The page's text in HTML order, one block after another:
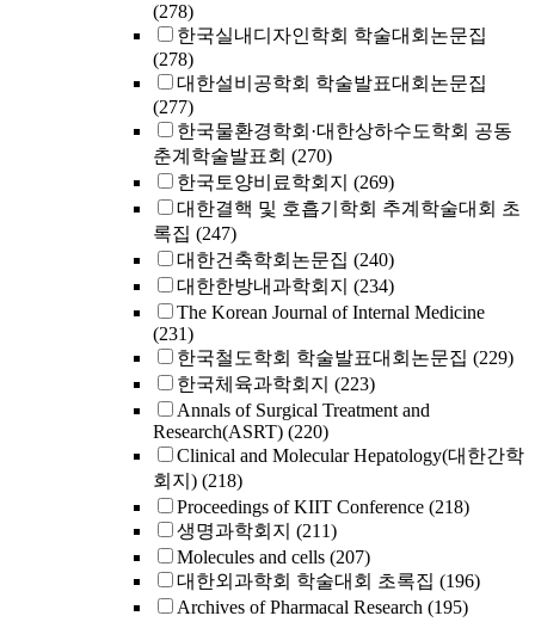
(278)
한국실내디자인학회 학술대회논문집
(278)
대한설비공학회 학술발표대회논문집
(277)
한국물환경학회·대한상하수도학회 공동
춘계학술발표회 (270)
한국토양비료학회지 (269)
대한결핵 및 호흡기학회 추계학술대회 초
록집 (247)
대한건축학회논문집 (240)
대한한방내과학회지 (234)
The Korean Journal of Internal Medicine
(231)
한국철도학회 학술발표대회논문집 (229)
한국체육과학회지 (223)
Annals of Surgical Treatment and
Research(ASRT) (220)
Clinical and Molecular Hepatology(대한간학
회지) (218)
Proceedings of KIIT Conference (218)
생명과학회지 (211)
Molecules and cells (207)
대한외과학회 학술대회 초록집 (196)
Archives of Pharmacal Research (195)